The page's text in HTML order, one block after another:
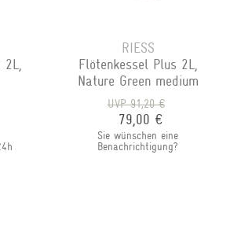
2L,
RIESS
Flötenkessel Plus 2L,
Nature Green medium
UVP 91,20 €
79,00 €
Sie wünschen eine
Benachrichtigung?